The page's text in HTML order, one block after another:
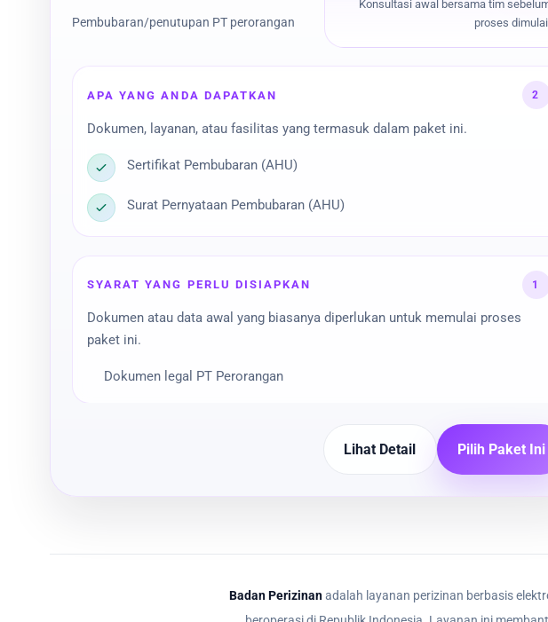
Pembubaran/penutupan PT perorangan
Konsultasi awal bersama tim
proses
APA YANG ANDA DAPATKAN 2
Dokumen, layanan, atau fasilitas yang termasuk dalam paket ini.
Sertifikat Pembubaran (AHU)
Surat Pernyataan Pembubaran (AHU)
SYARAT YANG PERLU DISIAPKAN 1
Dokumen atau data awal yang biasanya diperlukan untuk memulai proses
paket ini.
Dokumen legal PT Perorangan
Lihat Detail Pilih Paket Ini
Badan Perizinanadalah layanan perizinan berbasis